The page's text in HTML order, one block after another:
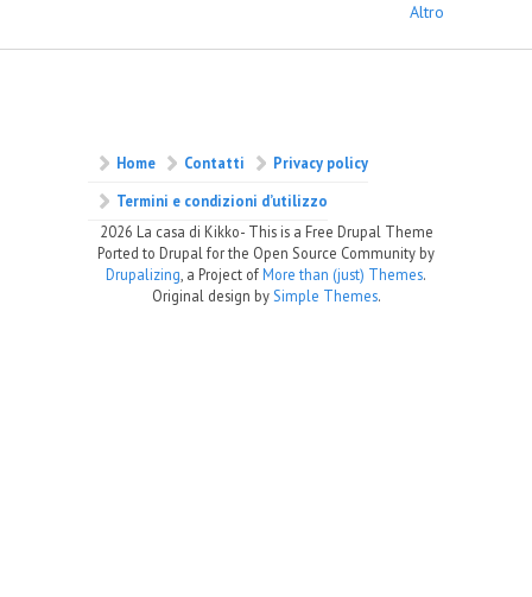
Altro
Home Contatti
Privacy policy
Termini e condizioni d’utilizzo
2026 La casa di Kikko- This is a Free Drupal Theme
Ported to Drupal for the Open Source Community by
Drupalizing, a Project ofMore than (just) Themes.
Original design bySimple Themes.